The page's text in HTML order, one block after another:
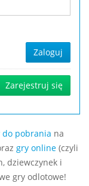
Zaloguj
Zarejestruj się
do pobrania na
gry online (czyli
dziewczynek i
gry odlotowe!